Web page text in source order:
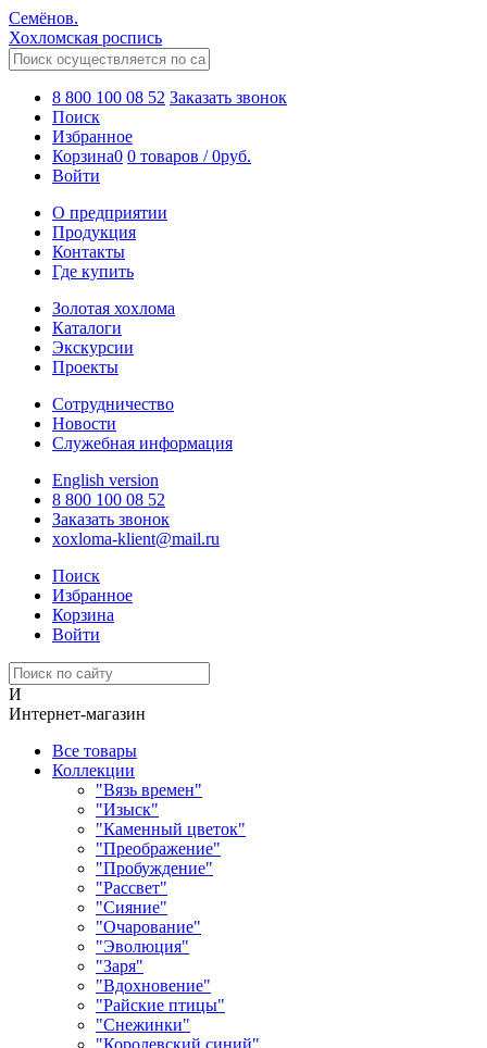
Семёнов.
Хохломская роспись
8 800 100 08 52 Заказать звонок
Поиск
Избранное
Корзина0 0 товаров /0руб.
Войти
О предприятии
Продукция
Контакты
Где купить
Золотая хохлома
Каталоги
Экскурсии
Проекты
Сотрудничество
Новости
Служебная информация
English version
8 800 100 08 52
Заказать звонок
xoxloma-klient@mail.ru
Поиск
Избранное
Корзина
Войти
И
Интернет-магазин
Все товары
Коллекции
"Вязь времен"
"Изыск"
"Каменный цветок"
"Преображение"
"Пробуждение"
"Рассвет"
"Сияние"
"Очарование"
"Эволюция"
"Заря"
"Вдохновение"
"Райские птицы"
"Снежинки"
"Королевский синий"